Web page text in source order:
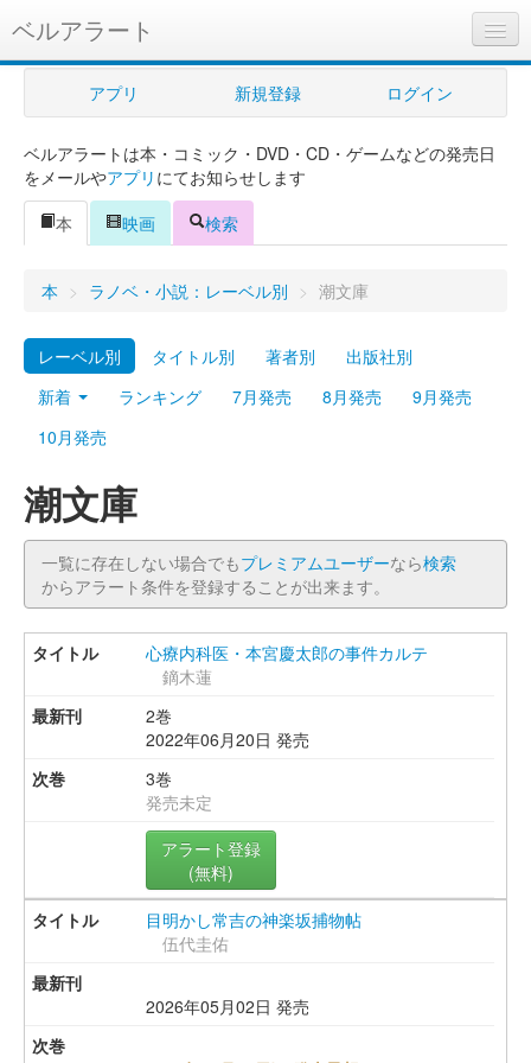
ベルアラート
ベルアラートとは
ヘルプ
新規登録
ログイン
Myシェルフ
プレミアム
アプリ 新規登録 ログイン
ベルアラートは本・コミック・DVD・CD・ゲームなどの発売日
をメールやアプリ にてお知らせします
本
映画 検索
本 > ラノベ・小説：レーベル別 > 潮文庫
レーベル別 タイトル別 著者別
出版社別
新着
ランキング 7月発売 8月発売
9月発売
10月発売
潮文庫
一覧に存在しない場合でもプレミアムユーザーなら検索
からアラート条件を登録することが出来ます。
心療内科医・本宮慶太郎の事件カルテ
鏑木蓮
2巻
2022年06月20日 発売
3巻
発売未定
アラート登録
(無料)
目明かし常吉の神楽坂捕物帖
伍代圭佑
2026年05月02日 発売